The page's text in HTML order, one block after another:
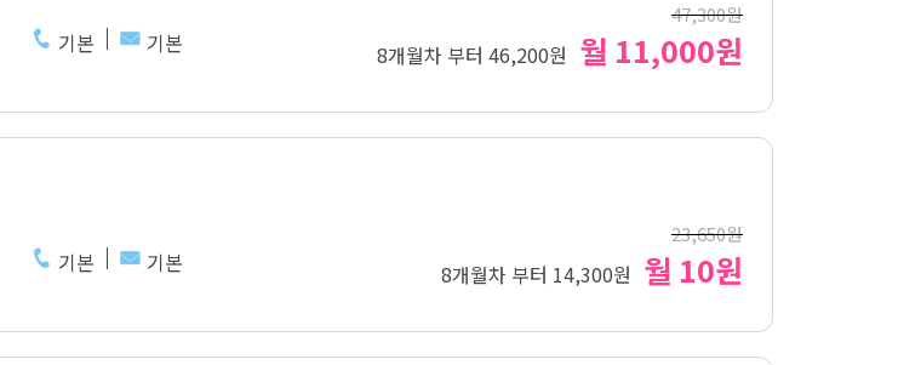
47,300원
기본 기본 8개월차 부터 46,200원 월 11,000원
23,650원
기본 기본 8개월차 부터 14,300원 월 10원